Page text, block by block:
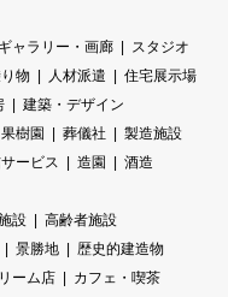
ギャラリー・画廊
スタジオ
物 人材派遣
住宅展示場
建築・デザイン
果樹園 葬儀社
製造施設
ービス 造園
酒造
設
高齢者施設
景勝地
歴史的建造物
ーム店
カフェ・喫茶